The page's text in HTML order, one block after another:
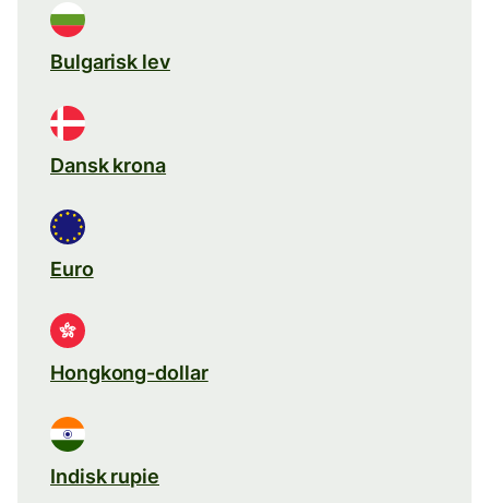
Bulgarisk lev
Dansk krona
Euro
Hongkong-dollar
Indisk rupie